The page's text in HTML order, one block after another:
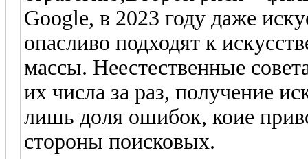
Google, в 2023 году даже
опасливо подходят к
массы. Неестественные
их числа за раз, получение
лишь доля ошибок, коие
стороны поисковых.